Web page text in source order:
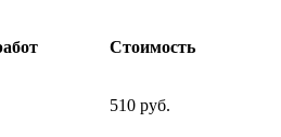
Стоимость
510 руб.